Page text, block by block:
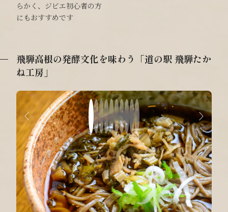
らかく、ジビエ初心者の方
にもおすすめです
飛騨高根の発酵文化を味わう「道の駅 飛騨たか
ね工房」